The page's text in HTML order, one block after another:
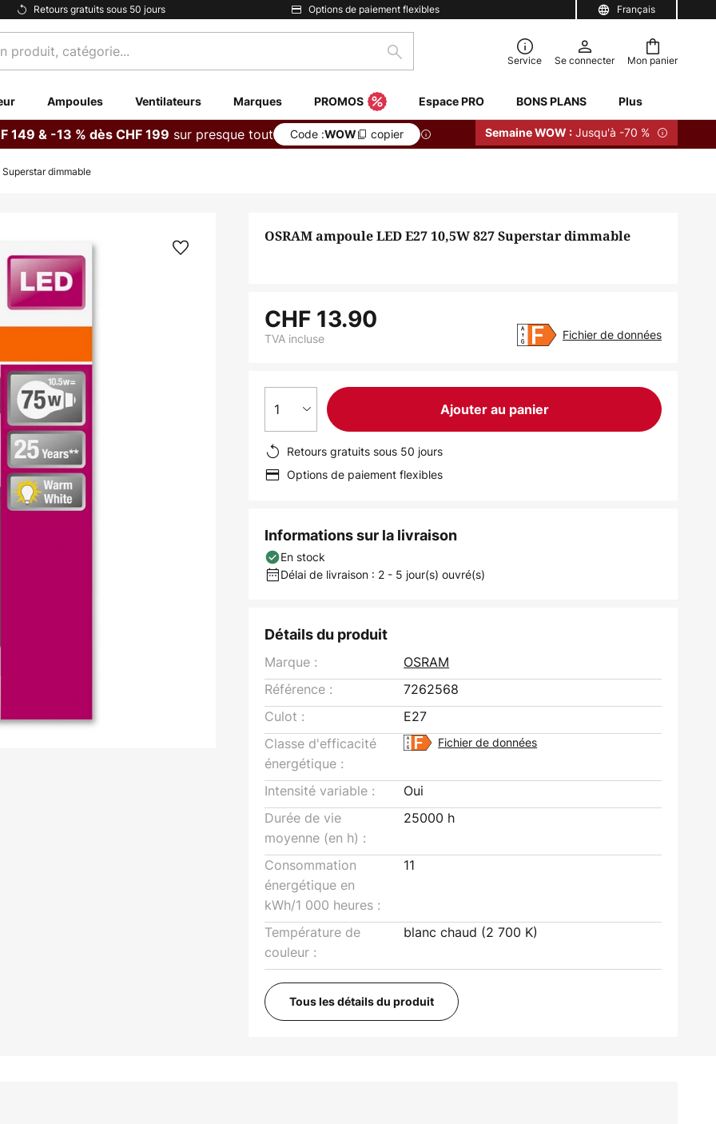
Français
Retours gratuits sous 50 jours Options de paiement flexibles
Mon panier
Rechercher Service Se connecter
Ampoules Ventilateurs Marques PROMOS Espace PRO BONS PLANS Plus
149 & -13 % dès CHF 199 sur presque tout Code :WOW copier Semaine WOW : Jusqu'à -70 %
Superstar dimmable
OSRAM ampoule LED E27 10,5W 827 Superstar dimmable
CHF 13.90
TVA incluse Fichier de données
1 Ajouter au panier
Retours gratuits sous 50 jours
Options de paiement flexibles
Informations sur la livraison
En stock
Délai de livraison : 2 - 5 jour(s) ouvré(s)
Détails du produit
Marque :
OSRAM
Référence :
7262568
Culot :
E27
Classe d'efficacité
énergétique :
Fichier de données
Intensité variable :
Oui
Durée de vie
moyenne (en h) :
25000 h
Consommation
énergétique en
kWh/1 000 heures :
11
Température de
couleur :
blanc chaud (2 700 K)
Tous les détails du produit